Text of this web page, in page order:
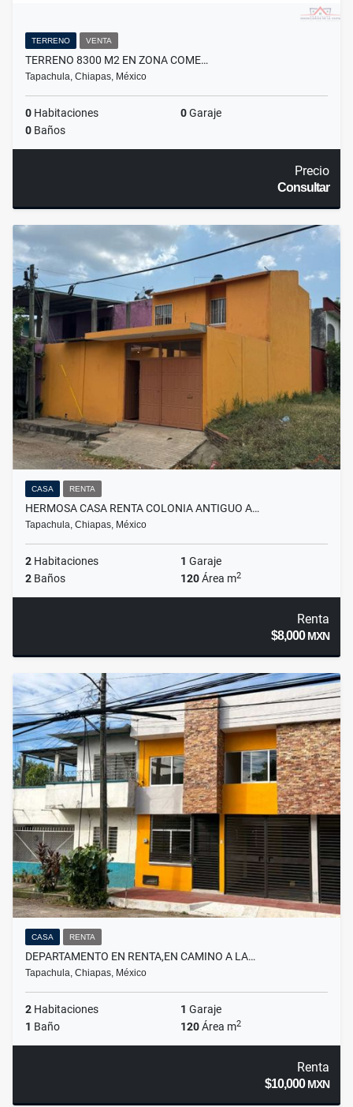
TERRENO VENTA
TERRENO 8300 M2 EN ZONA COME…
Tapachula, Chiapas, México
0 Habitaciones 0Garaje
0 Baños
Precio
Consultar
CASA RENTA
HERMOSA CASA RENTA COLONIA ANTIGUO A…
Tapachula, Chiapas, México
2 Habitaciones 1 Garaje
2 Baños 120Área m2
Renta
$8,000MXN
CASA RENTA
DEPARTAMENTO EN RENTA,EN CAMINO A LA…
Tapachula, Chiapas, México
2 Habitaciones 1 Garaje
1 Baño 120Área m2
Renta
$10,000MXN